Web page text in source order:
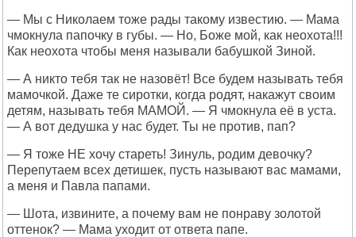
— Мы с Николаем тоже рады такому известию. — Мама
чмокнула папочку в губы. — Но, Боже мой, как неохота!!!
Как неохота чтобы меня называли бабушкой Зиной.
— А никто тебя так не назовёт! Все будем называть тебя
мамочкой. Даже те сиротки, когда родят, накажут своим
детям, называть тебя МАМОЙ. — Я чмокнула её в уста.
— А вот дедушка у нас будет. Ты не против, пап?
— Я тоже НЕ хочу стареть! Зинуль, родим девочку?
Перепутаем всех детишек, пусть называют вас мамами,
а меня и Павла папами.
— Шота, извините, а почему вам не понраву золотой
оттенок? — Мама уходит от ответа папе.